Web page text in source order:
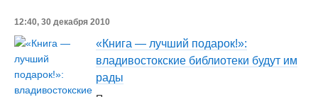
12:40, 30 декабря 2010
«Книга — лучший подарок!»:
владивостокские библиотеки будут им
рады